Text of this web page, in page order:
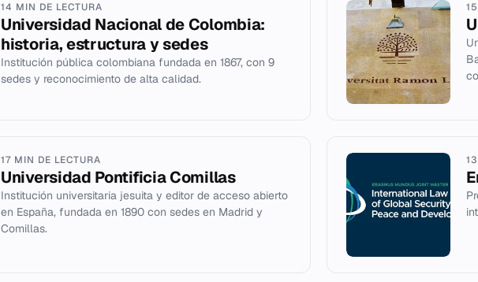
14 MIN DE LECTURA
Universidad Nacional de Colombia:
historia, estructura y sedes
Institución pública colombiana fundada en 1867, con 9
sedes y reconocimiento de alta calidad.
17 MIN DE LECTURA
Universidad Pontificia Comillas
Institución universitaria jesuita y editor de acceso abierto
en España, fundada en 1890 con sedes en Madrid y
Comillas.